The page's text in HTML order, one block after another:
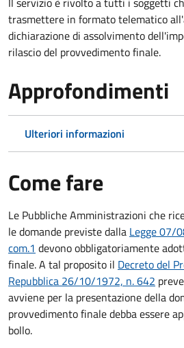
trasmettere in formato telematico
dichiarazione di assolvimento
rilascio del provvedimento finale.
Approfondimenti
Ulteriori informazioni
Come fare
Le Pubbliche Amministrazioni che
le domande previste dalla Legge 07/
com.1 devono obbligatoriamente
finale. A tal proposito il Decreto del
Repubblica 26/10/1972, n. 642
avviene per la presentazione della
provvedimento finale debba essere
bollo.